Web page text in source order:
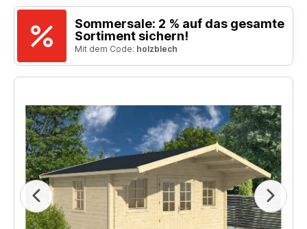
Sommersale: 2 % auf das gesamte
Sortiment sichern!
Mit dem Code: holzblech